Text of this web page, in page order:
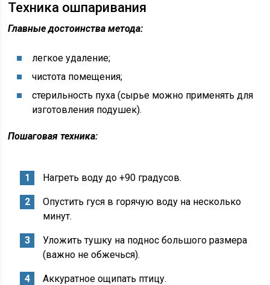
Техника ошпаривания
Главные достоинства метода:
легкое удаление;
чистота помещения;
стерильность пуха (сырье можно применять для
изготовления подушек).
Пошаговая техника:
Нагреть воду до +90 градусов.
Опустить гуся в горячую воду на несколько
минут.
Уложить тушку на поднос большого размера
(важно не обжечься).
Аккуратное ощипать птицу.